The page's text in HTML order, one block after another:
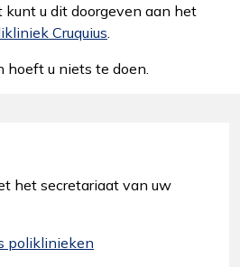
kunt u dit doorgeven aan het
Cruquius
hoeft u niets te doen.
het secretariaat van uw
poliklinieken